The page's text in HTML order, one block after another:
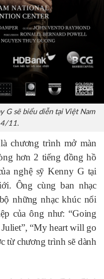
G sẽ biểu diễn tại Việt Nam
11.
chương trình mở màn
hơn 2 tiếng đồng hồ
nghệ sỹ Kenny G tại
Ông cùng ban nhạc
những nhạc khúc nổi
của ông như: “Going
“My heart will go
từ chương trình sẽ dành